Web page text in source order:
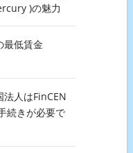
)の魅力
最低賃金
法人はFinCEN
続きが必要で